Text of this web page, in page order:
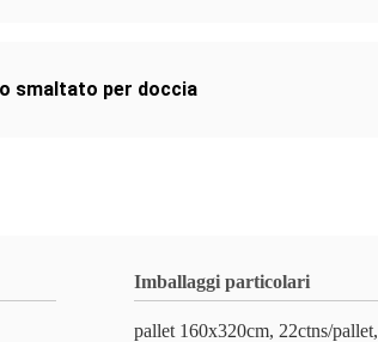
smaltato per doccia
Imballaggi particolari
pallet 160x320cm, 22ctns/pallet,